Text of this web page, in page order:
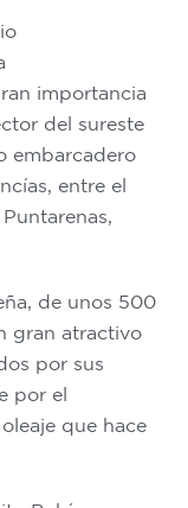
importancia
del sureste
embarcadero
entre el
de unos 500
gran atractivo
por sus
por el
que hace